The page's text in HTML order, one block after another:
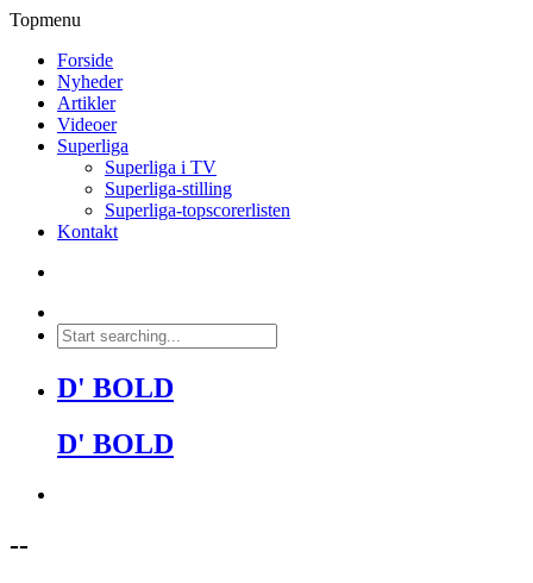
Topmenu
Forside
Nyheder
Artikler
Videoer
Superliga
Superliga i TV
Superliga-stilling
Superliga-topscorerlisten
Kontakt
D' BOLD
D' BOLD
--